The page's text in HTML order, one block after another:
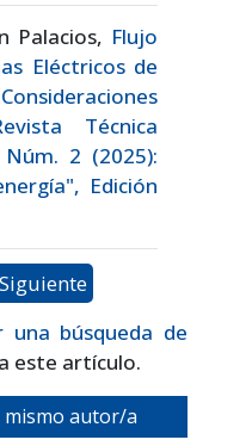
Palacios, Flujo
Eléctricos de
Técnica
2 (2025):
Edición
Siguiente
una búsqueda de
este artículo.
mismo autor/a